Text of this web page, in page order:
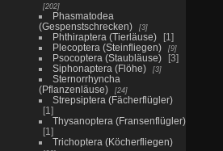
202
Phasmatodea
(Gespenstschrecken)
3
Phthiraptera (Tierläuse)
1
Plecoptera (Steinfliegen)
9
Psocoptera (Staubläuse)
3
Siphonaptera (Flöhe)
3
Sternorrhyncha
(Pflanzenläuse)
24
Strepsiptera (Fächerflügler)
1
Thysanoptera (Fransenflügler)
1
Trichoptera (Köcherfliegen)